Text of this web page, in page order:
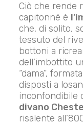
Ciò che rende
capitonné è
che, di solito,
tessuto del
bottoni a
dell’imbottito
“dama”,
disposti a
inconfondibile
divano
risalente